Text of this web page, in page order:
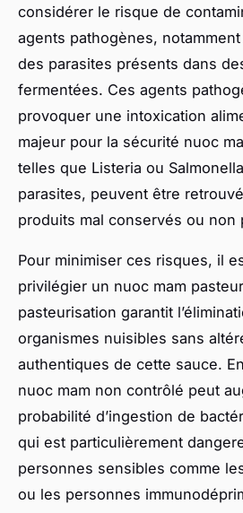
considérer le risque de
agents pathogènes,
des parasites présents dans
fermentées. Ces agents
provoquer une intoxication
majeur pour la sécurité nuoc
telles que Listeria ou
parasites, peuvent être
produits mal conservés ou non
Pour minimiser ces risques, il
privilégier un nuoc mam
pasteurisation garantit
organismes nuisibles sans
authentiques de cette sauce.
nuoc mam non contrôlé peut
probabilité d’ingestion de
qui est particulièrement
personnes sensibles comme
ou les personnes